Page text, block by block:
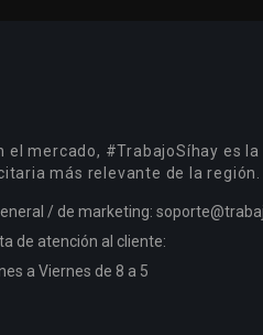
el mercado, #TrabajoSíhay es
más relevante de la región.
/ de marketing:
de atención al cliente:
a Viernes de 8 a 5